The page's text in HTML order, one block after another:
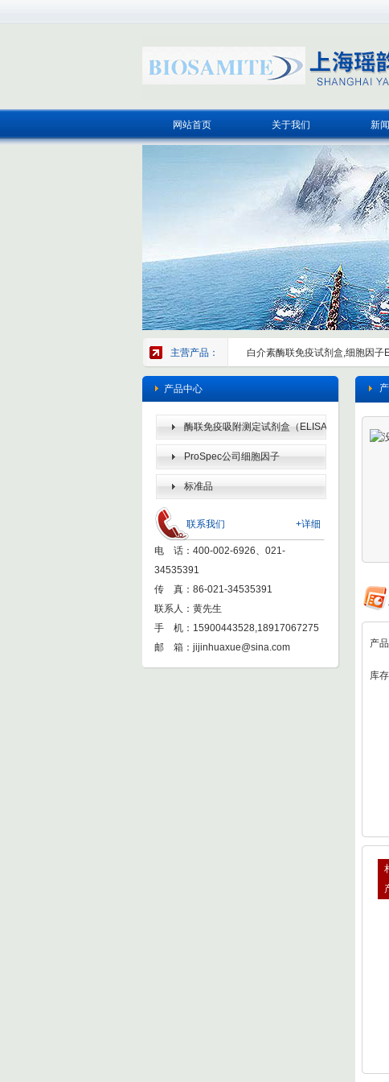
网站首页 关于我们 新
主营产品： 白介素酶联免疫试剂盒,细胞因
产品中心
酶联免疫吸附测定试剂盒（ELISA
KIT） ProSpec公司细胞因子
标准品
+详细
联系我们
电 话：400-002-6926、021-
34535391
传 真：86-021-34535391
联系人：黄先生
手 机：15900443528,18917067275
邮 箱： jijinhuaxue@sina.com 产
库